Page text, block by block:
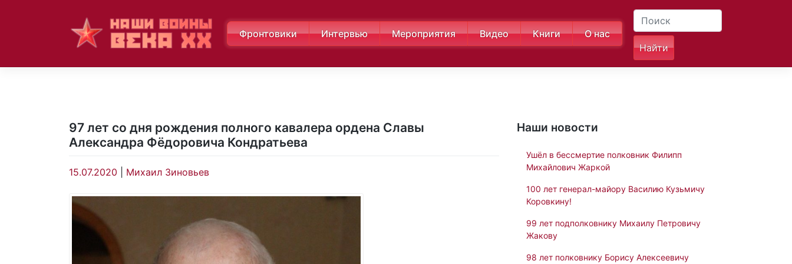
Фронтовики Интервью Мероприятия Видео Книги О нас
97 лет со дня рождения полного кавалера ордена Славы
Александра Фёдоровича Кондратьева
15.07.2020 Михаил Зиновьев
Наши новости
Ушёл в бессмертие полковник Филипп
Михайлович Жаркой
100 лет генерал-майору Василию Кузьмичу
Коровкину!
99 лет подполковнику Михаилу Петровичу
Жакову
98 лет полковнику Борису Алексеевичу